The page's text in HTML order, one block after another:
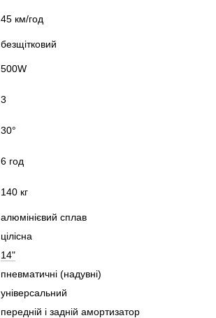
45 км/год
безщітковий
500W
3
30°
6 год
140 кг
алюмінієвий сплав
цілісна
14"
пневматичні (надувні)
універсальний
передній і задній амортизатор